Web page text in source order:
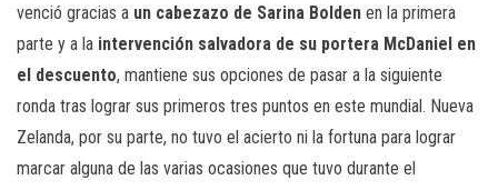
venció gracias a un cabezazo de Sarina Bolden en la primera
parte y a la intervención salvadora de su portera McDaniel en
el descuento, mantiene sus opciones de pasar a la siguiente
ronda tras lograr sus primeros tres puntos en este mundial. Nueva
Zelanda, por su parte, no tuvo el acierto ni la fortuna para lograr
marcar alguna de las varias ocasiones que tuvo durante el